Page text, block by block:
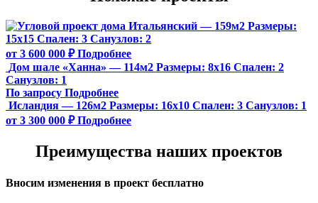
Итальянский — 159м2 Размеры:
15х15 Спален: 3 Санузлов: 2
от 3 600 000 ₽ Подробнее
Дом шале «Ханна» — 114м2 Размеры: 8х16 Спален: 2
Санузлов: 1
По запросу Подробнее
Исландия — 126м2 Размеры: 16х10 Спален: 3 Санузлов: 1
от 3 300 000 ₽ Подробнее
Преимущества наших проектов
Вносим изменения в проект бесплатно